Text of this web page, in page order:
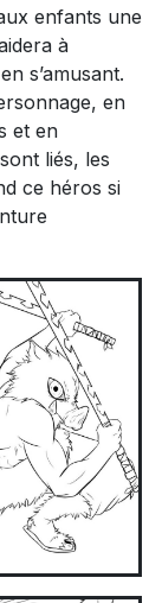
enfants une
à
s’amusant.
en
et en
liés, les
ce héros si